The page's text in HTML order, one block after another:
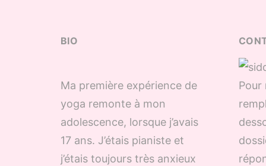
BIO
Ma première expérience de
yoga remonte à mon
adolescence, lorsque j’avais
17 ans. J’étais pianiste et
j’étais toujours très anxieux
Pour